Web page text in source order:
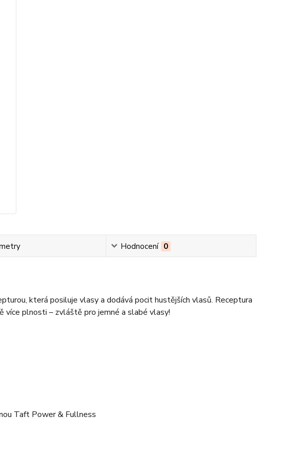
Hodnocení 0
která posiluje vlasy a dodává pocit hustějších vlasů. Receptura
více plnosti – zvláště pro jemné a slabé vlasy!
Taft Power & Fullness